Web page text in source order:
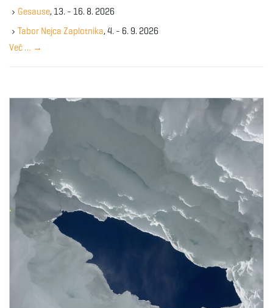
e
y
w
r
Gesause, 13. - 16. 8. 2026
Tabor Nejca Zaplotnika, 4. - 6. 9. 2026
Več … →